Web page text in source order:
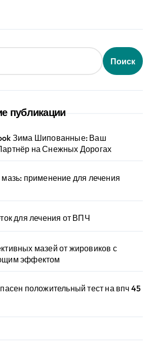
Поиск
публикации
Зима Шипованные: Ваш
на Снежных Дорогах
применение для лечения
для лечения от ВПЧ
мазей от жировиков с
эффектом
положительный тест на впч 45